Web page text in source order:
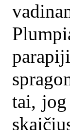
tai, jog